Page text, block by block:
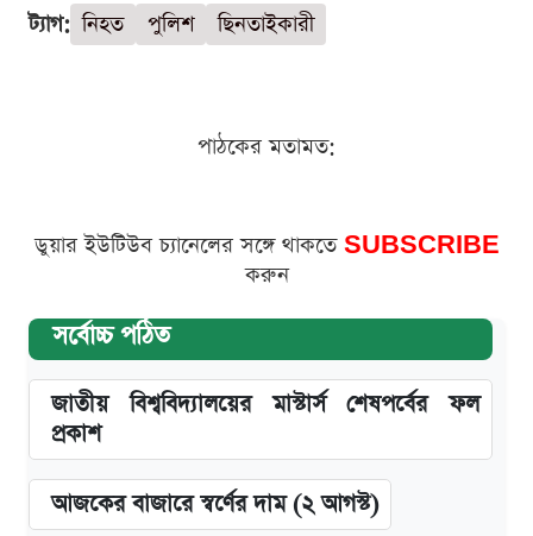
ট্যাগ: নিহত পুলিশ ছিনতাইকারী
পাঠকের মতামত:
ডুয়ার ইউটিউব চ্যানেলের সঙ্গে থাকতে SUBSCRIBE
করুন
সর্বোচ্চ পঠিত
জাতীয় বিশ্ববিদ্যালয়ের মাস্টার্স শেষপর্বের ফল
প্রকাশ
আজকের বাজারে স্বর্ণের দাম (২ আগস্ট)